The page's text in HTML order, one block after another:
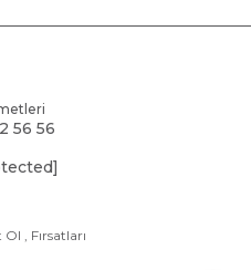
56 56
, Fırsatları